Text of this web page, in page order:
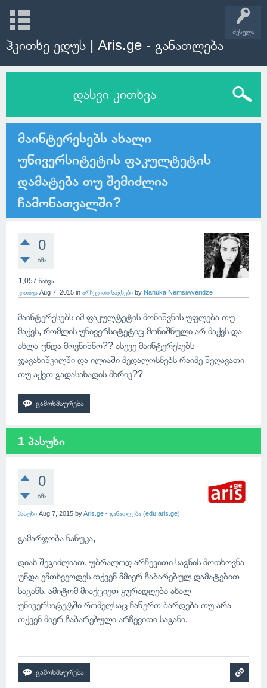
შესვლა
ჰკითხე ედუს | Aris.ge - განათლება
დასვი კითხვა
მაინტერესებს ახალი
უნივერსიტეტის ფაკულტეტის
დამატება თუ შემიძლია
ჩამონათვალში?
0
ხმა
1,057 ნახვა
კითხვა Aug 7, 2015 in არჩევითი საგნები by Nanuka Nemsiwveridze
მაინტერესებს იმ ფაკულტეტის მონიშვნის უფლება თუ
მაქვს, რომლის უნივერსიტეტიც მონიშნული არ მაქვს და
ახლა უნდა მოვნიშნო?? ასევე მაინტერესებს
ჯავახიშვილში და ილიაში მედალოსნებს რაიმე შეღავათი
თუ აქვთ გადასახადის მხრივ??
1 პასუხი
0
ხმა
პასუხი Aug 7, 2015 byAris.ge - განათლება (edu.aris.ge)
გამარჯობა ნანუკა,
დიახ შეგიძლიათ, უბრალოდ არჩევითი საგნის მოთხოვნა
უნდა ემთხვეოდეს თქვენ მმიერ ჩაბარებულ დამატებით
საგანს. ამიტომ მიაქციეთ ყურადღება ახალ
უნივერსიტეტში რომელსაც ჩაწერთ ბარდება თუ არა
თქვენ მიერ ჩაბარებული არჩევითი საგანი.